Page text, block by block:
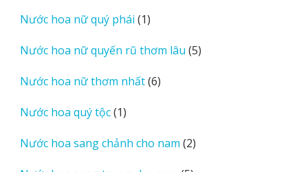
Nước hoa nữ quý phái 11
phẩm
Nước hoa nữ quyến rũ thơm lâu 55
Nước hoa nữ thơm nhất 66
Nước hoa quý tộc 11
phẩm
Nước hoa sang chảnh cho nam 22